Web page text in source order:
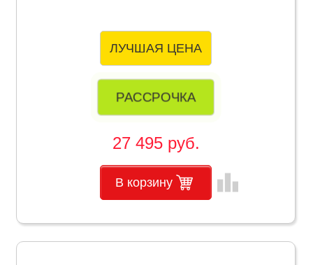
ЛУЧШАЯ ЦЕНА
РАССРОЧКА
27 495 руб.
В корзину leaderboard